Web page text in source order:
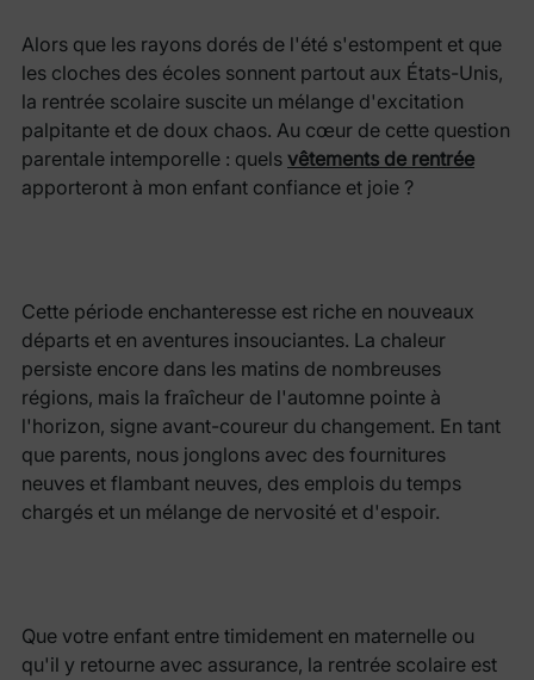
Alors que les rayons dorés de l'été s'estompent et que
les cloches des écoles sonnent partout aux États-Unis,
la rentrée scolaire suscite un mélange d'excitation
palpitante et de doux chaos. Au cœur de cette question
parentale intemporelle : quels vêtements de rentrée
apporteront à mon enfant confiance et joie ?
Cette période enchanteresse est riche en nouveaux
départs et en aventures insouciantes. La chaleur
persiste encore dans les matins de nombreuses
régions, mais la fraîcheur de l'automne pointe à
l'horizon, signe avant-coureur du changement. En tant
que parents, nous jonglons avec des fournitures
neuves et flambant neuves, des emplois du temps
chargés et un mélange de nervosité et d'espoir.
Que votre enfant entre timidement en maternelle ou
qu'il y retourne avec assurance, la rentrée scolaire est